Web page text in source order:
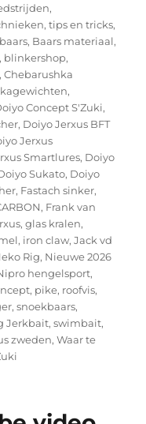
,
,tips en tricks,
baars, Baars materiaal,
, blinkershop,
,Chebarushka
,
Concept S'Zuki,
, Doiyo Jerxus BFT
Jerxus
Smartlures, Doiyo
Sukato, Doiyo
, Fastach sinker,
, Frank van
,glas kralen,
, iron claw,Jack vd
Rig, Nieuwe 2026
hengelsport,
, pike, roofvis,
,snoekbaars,
Jerkbait,swimbait,
zweden,Waar te